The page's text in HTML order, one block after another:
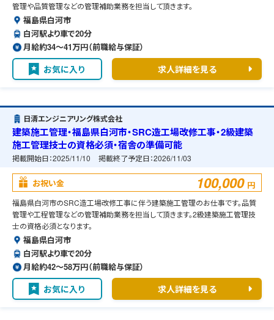
管理や品質管理などの管理補助業務を担当して頂きます。
福島県白河市
白河駅より車で20分
月給約34〜41万円（前職給与保証）
お気に入り 求人詳細を見る
日清エンジニアリング株式会社
建築施工管理・福島県白河市・SRC造工場改修工事・2級建築
施工管理技士の資格必須・宿舎の準備可能
掲載開始日：2025/11/10 掲載終了予定日：2026/11/03
お祝い金 100,000 円
福島県白河市のSRC造工場改修工事に伴う建築施工管理のお仕事です。品質
管理や工程管理などの管理補助業務を担当して頂きます。2級建築施工管理技
士の資格必須となります。
福島県白河市
白河駅より車で20分
月給約42〜58万円（前職給与保証）
お気に入り 求人詳細を見る